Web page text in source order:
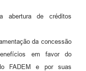
abertura de créditos
da concessão
em favor do
FADEM e por suas